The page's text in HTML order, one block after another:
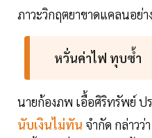
ภาวะวิกฤตยาขาดแคลนอย่
หวั่นค่าไฟ ทุบซ้ำ
นายก้องภพ เอื้อศิริทรัพย์
นับเงินไม่ทัน จำกัด กล่าว